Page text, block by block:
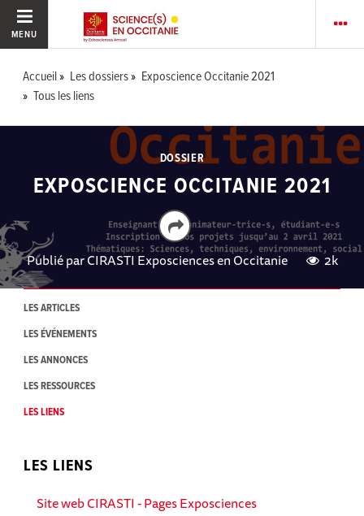
MENU
Accueil Les dossiers
Exposcience Occitanie 2021
Tous les liens
DOSSIER
EXPOSCIENCE OCCITANIE 2021
Publié parCIRASTI Exposciences en Occitanie 2k
LES ARTICLES
LES ÉVÉNEMENTS
LES ANNONCES
LES RESSOURCES
LES LIENS
LES LIENS
Site web CIRASTI - Pages Exposciences